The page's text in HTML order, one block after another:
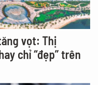
vọt: Thị
chỉ “đẹp” trên